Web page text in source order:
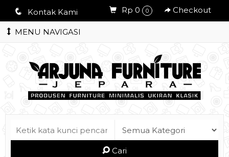
q Kontak Kami Rp 0 0 Checkout
MENU NAVIGASI
Cari